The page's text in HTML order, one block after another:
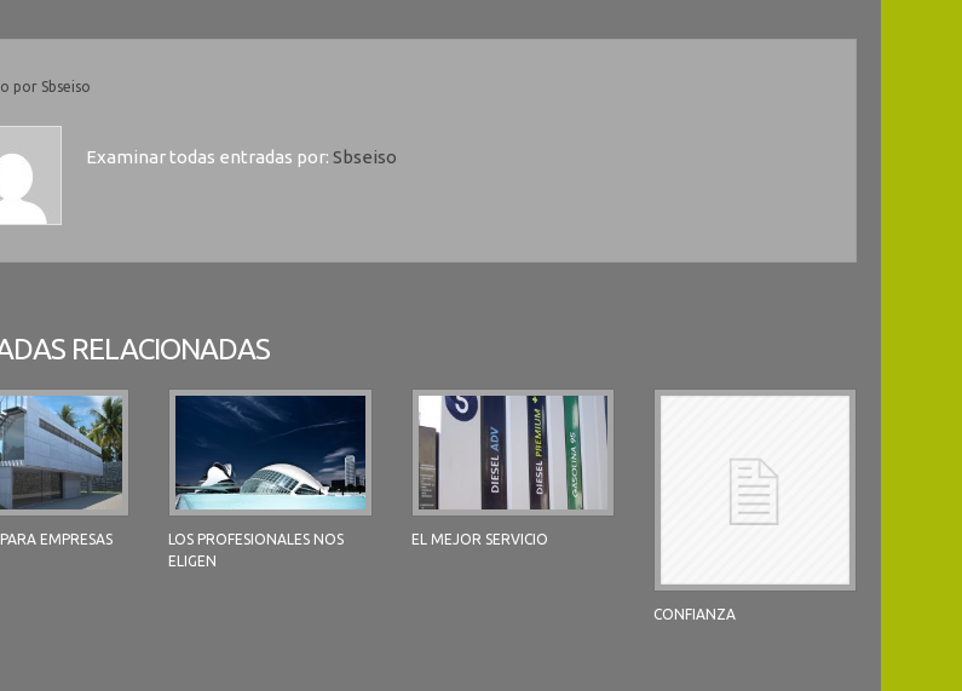
por Sbseiso
Examinar todas entradas por: Sbseiso
RELACIONADAS
EMPRESAS
LOS PROFESIONALES NOS
ELIGEN
EL MEJOR SERVICIO
CONFIANZA